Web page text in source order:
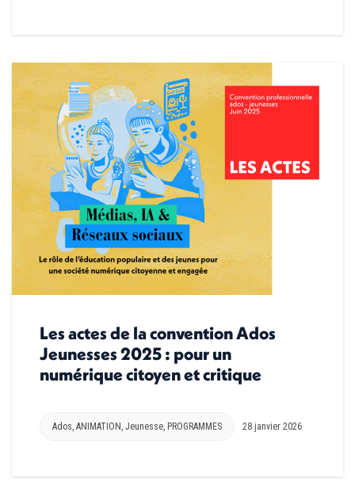
Les actes de la convention Ados
Jeunesses 2025 : pour un
numérique citoyen et critique
Ados ANIMATION Jeunesse PROGRAMMES 28 janvier 2026